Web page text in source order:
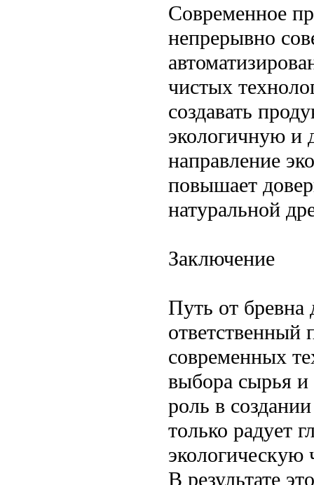
Современное
непрерывно
чистых
создавать
экологичную и
направление
повышает
натуральной
Заключение
Путь от
современных
выбора сырья и
роль в
только радует
экологическую
В результате